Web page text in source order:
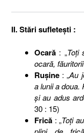
II. Stări sufleteşti :
Ocară : „Toţi
ocară,
Ruşine : „Au
a lunii a doua.
şi au adus
30 : 15)
Frică : „Toţi